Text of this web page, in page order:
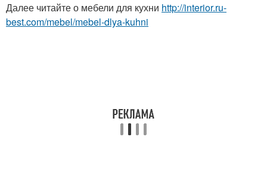
Далее читайте о мебели для кухни http://interior.ru-
best.com/mebel/mebel-dlya-kuhni